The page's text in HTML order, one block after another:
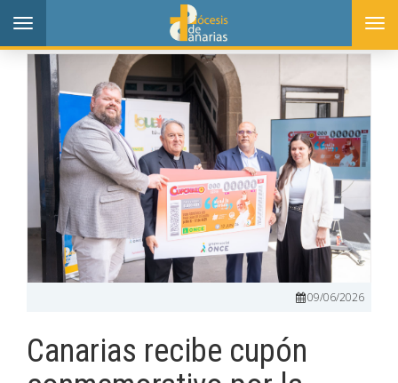
Toggle
navigation
09/06/2026
Canarias recibe cupón